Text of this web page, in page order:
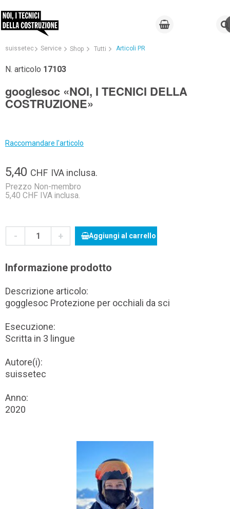
suissetec Service Shop Tutti Articoli PR
N. articolo 17103
googlesoc «NOI, I TECNICI DELLA
COSTRUZIONE»
Raccomandare l'articolo
5,40 CHF IVA inclusa.
Prezzo Non-membro
5,40 CHF IVA inclusa.
- + Aggiungi al carrello
Informazione prodotto
Descrizione articolo:
gogglesoc Protezione per occhiali da sci
Esecuzione:
Scritta in 3 lingue
Autore(i):
suissetec
Anno:
2020